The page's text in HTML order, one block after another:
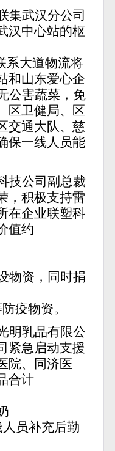
集武汉分公司
汉中心站的枢
系大道物流将
和山东爱心企
公害蔬菜，免
区卫健局、区
交通大队、慈
保一线人员能
技公司副总裁
，积极支持雷
在企业联塑科
值约
物资，同时捐
疫物资。
明乳品有限公
紧急启动支援
院、同济医
合计
员补充后勤